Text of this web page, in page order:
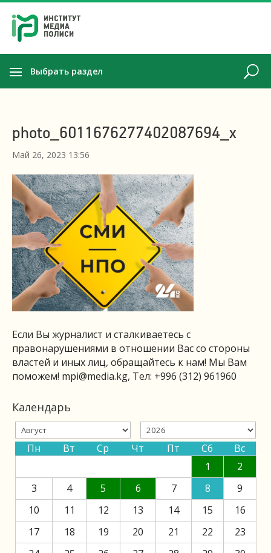
Выбрать раздел
photo_6011676277402087694_x
Май 26, 2023 13:56
Если Вы журналист и сталкиваетесь с
правонарушениями в отношении Вас со стороны
властей и иных лиц, обращайтесь к нам! Мы Вам
поможем! mpi@media.kg, Тел: +996 (312) 961960
Календарь
Пн Вт Ср Чт Пт Сб
Вс
1
2
3
4 5 6 7 8
9
10
11 12 13 14 15
16
17
18 19 20 21 22
23